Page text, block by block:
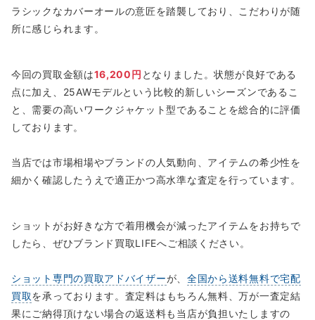
ラシックなカバーオールの意匠を踏襲しており、こだわりが随
所に感じられます。
今回の買取金額は16,200円 となりました。状態が良好である
点に加え、25AWモデルという比較的新しいシーズンであるこ
と、需要の高いワークジャケット型であることを総合的に評価
しております。
当店では市場相場やブランドの人気動向、アイテムの希少性を
細かく確認したうえで適正かつ高水準な査定を行っています。
ショットがお好きな方で着用機会が減ったアイテムをお持ちで
したら、ぜひブランド買取LIFEへご相談ください。
ショット専門の買取アドバイザーが、 全国から送料無料で宅配
買取を承っております。査定料はもちろん無料、万が一査定結
果にご納得頂けない場合の返送料も当店が負担いたしますの